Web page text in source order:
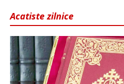
Acatiste zilnice